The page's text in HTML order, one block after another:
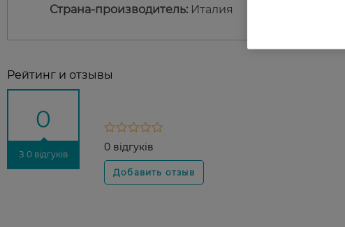
Страна-производитель: Италия
Рейтинг и отзывы
0
З 0 відгуків
0 відгуків